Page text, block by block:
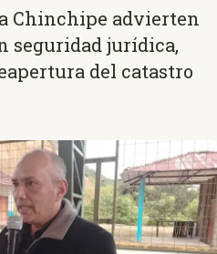
Chinchipe advierten
seguridad jurídica,
del catastro